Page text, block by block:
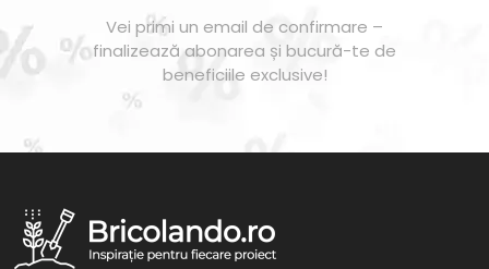
Vei primi un email de confirmare –
finalizează abonarea și bucură-te de
beneficiile exclusive!